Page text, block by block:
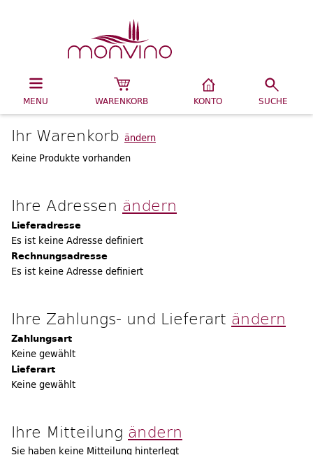
MENU WARENKORB KONTO SUCHE
Ihr Warenkorb ändern
Keine Produkte vorhanden
Ihre Adressen ändern
Lieferadresse
Es ist keine Adresse definiert
Rechnungsadresse
Es ist keine Adresse definiert
Ihre Zahlungs- und Lieferart ändern
Zahlungsart
Keine gewählt
Lieferart
Keine gewählt
Ihre Mitteilung ändern
Sie haben keine Mitteilung hinterlegt